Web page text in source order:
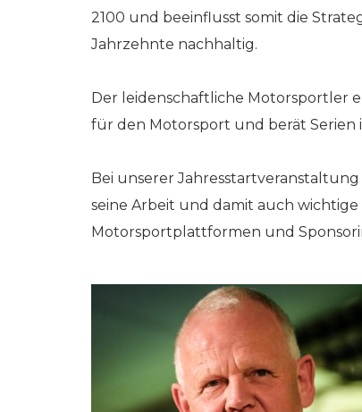
2100 und beeinflusst somit die
Jahrzehnte nachhaltig.
Der leidenschaftliche Motorsportler
für den Motorsport und berät
Bei unserer Jahresstartveranstaltung
seine Arbeit und damit auch
Motorsportplattformen und